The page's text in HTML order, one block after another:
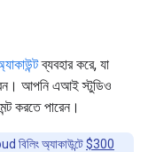
ব্যবহার করে, যা
আপনি এআই স্টুডিও
করতে পারেন।
বিলিং অ্যাকাউন্টে$300